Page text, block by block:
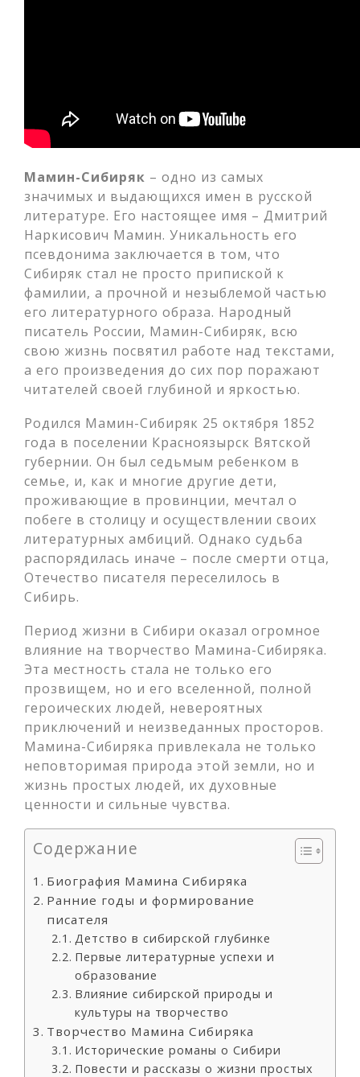
Мамин-Сибиряк – одно из самых
значимых и выдающихся имен в русской
литературе. Его настоящее имя – Дмитрий
Наркисович Мамин. Уникальность его
псевдонима заключается в том, что
Сибиряк стал не просто припиской к
фамилии, а прочной и незыблемой частью
его литературного образа. Народный
писатель России, Мамин-Сибиряк, всю
свою жизнь посвятил работе над текстами,
а его произведения до сих пор поражают
читателей своей глубиной и яркостью.
Родился Мамин-Сибиряк 25 октября 1852
года в поселении Красноязырск Вятской
губернии. Он был седьмым ребенком в
семье, и, как и многие другие дети,
проживающие в провинции, мечтал о
побеге в столицу и осуществлении своих
литературных амбиций. Однако судьба
распорядилась иначе – после смерти отца,
Отечество писателя переселилось в
Сибирь.
Период жизни в Сибири оказал огромное
влияние на творчество Мамина-Сибиряка.
Эта местность стала не только его
прозвищем, но и его вселенной, полной
героических людей, невероятных
приключений и неизведанных просторов.
Мамина-Сибиряка привлекала не только
неповторимая природа этой земли, но и
жизнь простых людей, их духовные
ценности и сильные чувства.
Содержание
Биография Мамина Сибиряка
Ранние годы и формирование
писателя
Детство в сибирской глубинке
Первые литературные успехи и
образование
Влияние сибирской природы и
культуры на творчество
Творчество Мамина Сибиряка
Исторические романы о Сибири
Повести и рассказы о жизни простых